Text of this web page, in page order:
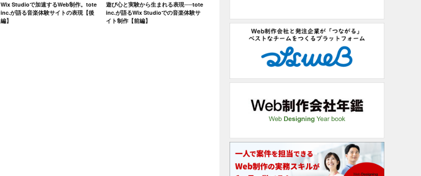
Wix Studioで加速するWeb制作。tote
inc.が語る音楽体験サイトの表現【後
編】
遊び心と実験から生まれる表現──tote
inc.が語るWix Studioでの音楽体験サ
イト制作【前編】